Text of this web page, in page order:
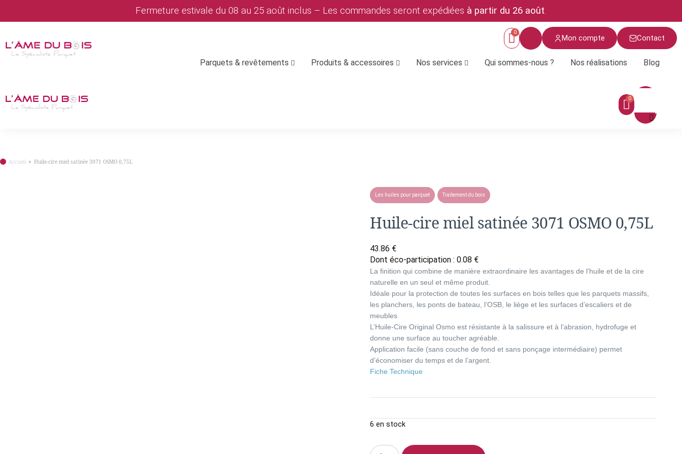
Fermeture estivale du 08 au 25 août inclus – Les commandes seront expédiées à partir du 26 août.
Mon compte Contact
Parquets & revêtements Produits & accessoires Nos services Qui sommes-nous ? Nos réalisations Blog
Menu
Accueil Huile-cire miel satinée 3071 OSMO 0,75L
Huile-cire miel satinée 3071 OSMO 0,75L
43.86 €
Dont éco-participation :0.08 €
La finition qui combine de manière extraordinaire les avantages de l’huile et de la cire
naturelle en un seul et même produit.
Idéale pour la protection de toutes les surfaces en bois telles que les parquets massifs,
les planchers, les ponts de bateau, l’OSB, le liège et les surfaces d’escaliers et de
meubles
L’Huile-Cire Original Osmo est résistante à la salissure et à l’abrasion, hydrofuge et
donne une surface au toucher agréable.
Application facile (sans couche de fond et sans ponçage intermédiaire) permet
d’économiser du temps et de l’argent.
Fiche Technique
6 en stock
Les huiles pour parquet Traitement du bois